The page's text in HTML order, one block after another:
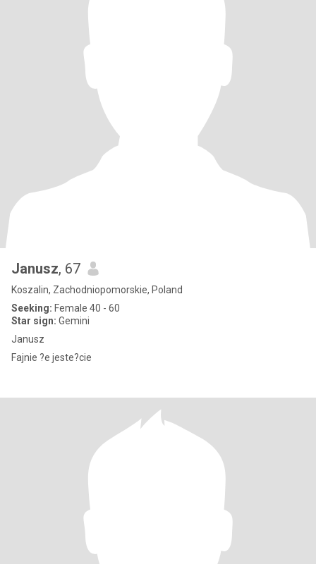
Janusz, 67
Koszalin, Zachodniopomorskie, Poland
Seeking: Female 40 - 60
Star sign: Gemini
Janusz
Fajnie ?e jeste?cie